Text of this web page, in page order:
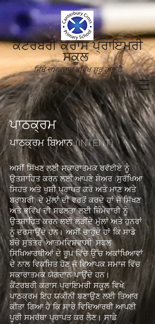
ਕੈਂਟਰਬਰੀ ਕਰਾਸ ਪ੍ਰਾਇਮਰੀ
ਸਕੂਲ
ਜਿੱਥੇ ਚਮਕਦਾਰ ਭਵਿੱਖ ਸ਼ੁਰੂ ਹੁੰਦਾ ਹੈ
ਪਾਠਕ੍ਰਮ
ਪਾਠਕ੍ਰਮ ਬਿਆਨ (INTENT)
ਅਸੀਂ ਸਿੱਖਣ ਲਈ ਸਕਾਰਾਤਮਕ ਰਵੱਈਏ ਨੂੰ
ਉਤਸ਼ਾਹਿਤ ਕਰਨ ਲਈ ਆਪਣੇ ਸ਼ੇਅਰ (ਸੁਰੱਖਿਆ
ਸਿਹਤ ਅਤੇ ਖੁਸ਼ੀ ਪ੍ਰਾਪਤ ਕਰੋ ਅਤੇ ਮਾਣ ਅਤੇ
ਬਰਾਬਰੀ) ਦੇ ਮੁੱਲਾਂ ਦੀ ਵਰਤੋਂ ਕਰਦੇ ਹਾਂ ਜੋ ਸਿੱਖਣ
ਅਤੇ ਭਵਿੱਖ ਦੀ ਸਫਲਤਾ ਲਈ ਜ਼ਿੰਮੇਵਾਰੀ ਨੂੰ
ਉਤਸ਼ਾਹਿਤ ਕਰਨ ਲਈ ਲੋੜੀਂਦੇ ਮੁੱਲਾਂ ਅਤੇ ਹੁਨਰਾਂ
ਨੂੰ ਦਰਸਾਉਂਦੇ ਹਨ। ਅਸੀਂ ਚਾਹੁੰਦੇ ਹਾਂ ਕਿ ਸਾਡੇ
ਬੱਚੇ ਸੁਤੰਤਰ, ਆਤਮਵਿਸ਼ਵਾਸੀ, ਸਫਲ
ਸਿਖਿਆਰਥੀਆਂ ਦੇ ਰੂਪ ਵਿੱਚ ਉੱਚ ਅਕਾਂਖਿਆਵਾਂ
ਦੇ ਨਾਲ ਵਿਕਸਿਤ ਹੋਣ ਜੋ ਵਿਆਪਕ ਸਮਾਜ ਵਿੱਚ
ਸਕਾਰਾਤਮਕ ਯੋਗਦਾਨ ਪਾਉਂਦੇ ਹਨ।
ਕੈਂਟਰਬਰੀ ਕਰਾਸ ਪ੍ਰਾਇਮਰੀ ਸਕੂਲ ਵਿਖੇ,
ਪਾਠਕ੍ਰਮ ਇਹ ਯਕੀਨੀ ਬਣਾਉਣ ਲਈ ਤਿਆਰ
ਕੀਤਾ ਗਿਆ ਹੈ ਕਿ ਸਾਰੇ ਵਿਦਿਆਰਥੀ ਆਪਣੀ
ਪੂਰੀ ਸਮਰੱਥਾ ਪ੍ਰਾਪਤ ਕਰ ਲੈਣ। ਸਾਡੇ